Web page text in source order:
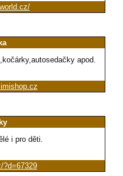
apod.
i pro děti.
?d=67329